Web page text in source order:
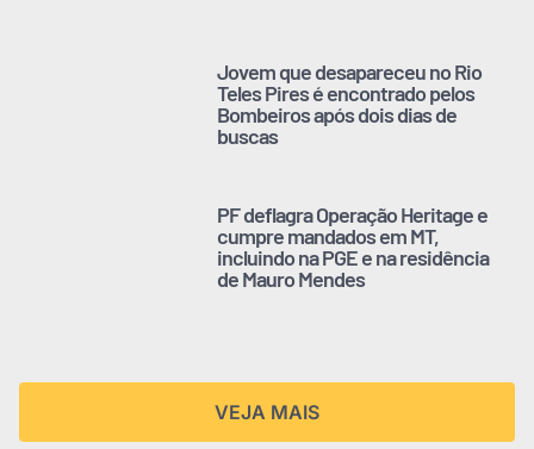
Jovem que desapareceu no Rio
Teles Pires é encontrado pelos
Bombeiros após dois dias de
buscas
PF deflagra Operação Heritage e
cumpre mandados em MT,
incluindo na PGE e na residência
de Mauro Mendes
VEJA MAIS